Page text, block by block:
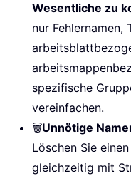
Wesentliche zu
nur Fehlernamen,
spezifische
vereinfachen.
🗑️Unnötige
Löschen Sie
gleichzeitig mit